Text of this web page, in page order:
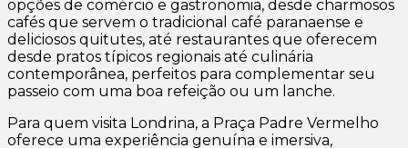
opções de comércio e gastronomia, desde charmosos
cafés que servem o tradicional café paranaense e
deliciosos quitutes, até restaurantes que oferecem
desde pratos típicos regionais até culinária
contemporânea, perfeitos para complementar seu
passeio com uma boa refeição ou um lanche.
Para quem visita Londrina, a Praça Padre Vermelho
oferece uma experiência genuína e imersiva,